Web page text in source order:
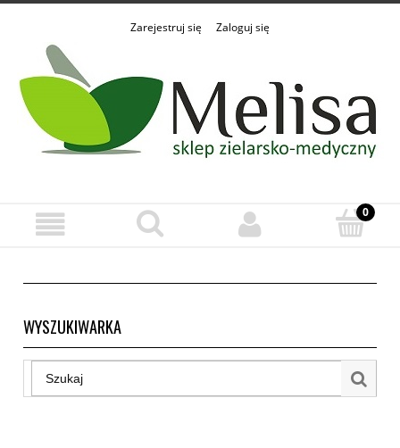
Zarejestruj się Zaloguj się
WYSZUKIWARKA